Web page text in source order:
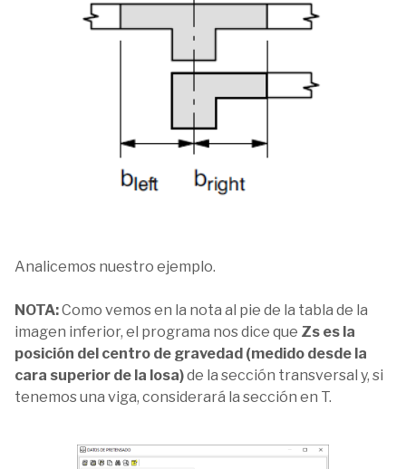
Analicemos nuestro ejemplo.
NOTA:Como vemos en la nota al pie de la tabla de la
imagen inferior, el programa nos dice que Zs es la
posición del centro de gravedad (medido desde la
cara superior de la losa)de la sección transversal y, si
tenemos una viga, considerará la sección en T.